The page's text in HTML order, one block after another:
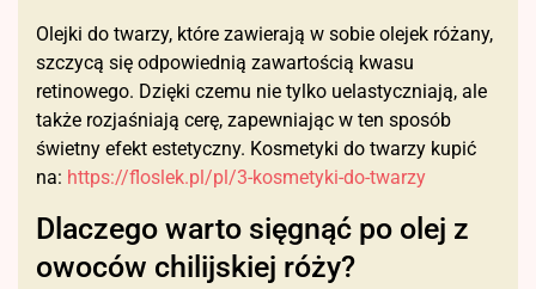
Olejki do twarzy, które zawierają w sobie olejek różany,
szczycą się odpowiednią zawartością kwasu
retinowego. Dzięki czemu nie tylko uelastyczniają, ale
także rozjaśniają cerę, zapewniając w ten sposób
świetny efekt estetyczny. Kosmetyki do twarzy kupić
na: https://floslek.pl/pl/3-kosmetyki-do-twarzy
Dlaczego warto sięgnąć po olej z
owoców chilijskiej róży?